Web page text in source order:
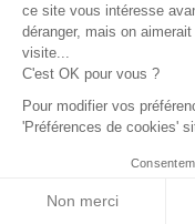
ce site vous intéresse
déranger, mais on
visite...
C'est OK pour vous ?
Pour modifier vos
'Préférences de cookies'
Non merci
Nos services
Archidvisor Plus
Trouver un architecte
Trouver un architecte
Trouver de l'inspiration